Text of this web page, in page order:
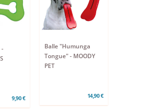
Balle "Humunga
Tongue" - MOODY
PET
14,90 €
-
9,90 €